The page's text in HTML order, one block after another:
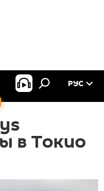
РУС
в Токио